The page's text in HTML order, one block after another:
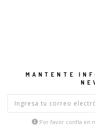
MANTENTE
Por favor confía en